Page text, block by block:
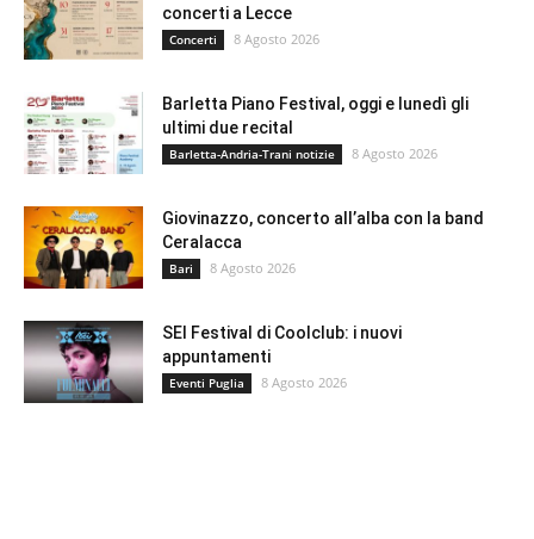
concerti a Lecce
Concerti 8 Agosto 2026
Barletta Piano Festival, oggi e lunedì gli
ultimi due recital
Barletta-Andria-Trani notizie 8 Agosto 2026
Giovinazzo, concerto all’alba con la band
Ceralacca
Bari 8 Agosto 2026
SEI Festival di Coolclub: i nuovi
appuntamenti
Eventi Puglia 8 Agosto 2026